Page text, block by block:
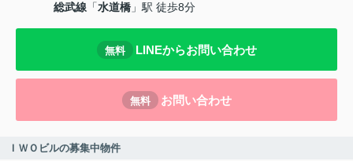
総武線 「水道橋 」駅 徒歩8分
無料 LINEからお問い合わせ
無料 お問い合わせ
ＩＷＯビルの募集中物件